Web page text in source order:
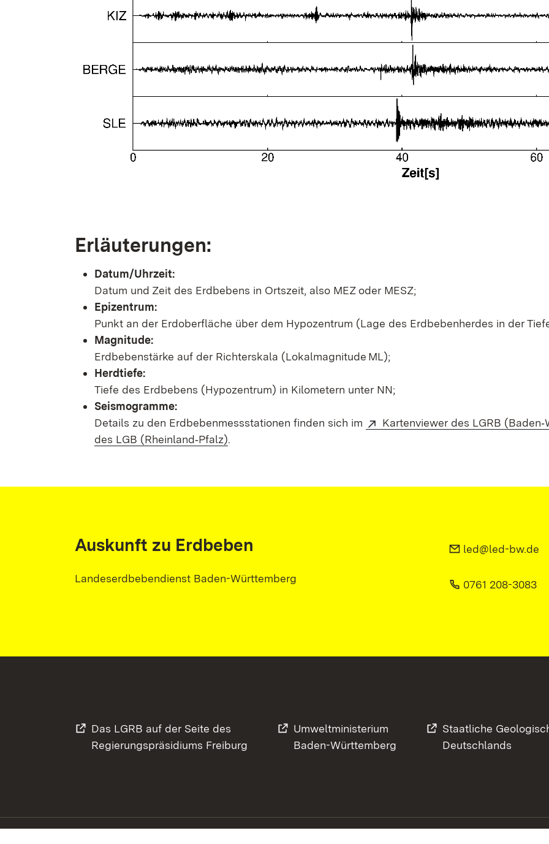
Erläuterungen:
Datum/Uhrzeit:
Datum und Zeit des Erdbebens in Ortszeit, also MEZ oder MESZ;
Epizentrum:
Punkt an der Erdoberfläche über dem Hypozentrum (Lage des Erdbebenherdes in der
Magnitude:
Erdbebenstärke auf der Richterskala (Lokalmagnitude ML);
Herdtiefe:
Tiefe des Erdbebens (Hypozentrum) in Kilometern unter NN;
Seismogramme:
Details zu den Erdbebenmessstationen finden sich im
Kartenviewer des LGRB
des LGB (Rheinland‑Pfalz).
Auskunft zu Erdbeben
Landeserdbebendienst Baden-Württemberg
led@led-bw.de
0761 208-3083
Das LGRB auf der Seite des
Regierungspräsidiums Freiburg
Umweltministerium
Baden-Württemberg
Staatliche
Deutschlands